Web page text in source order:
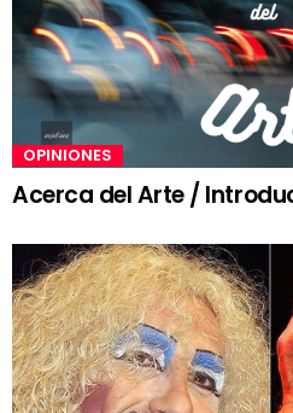
OPINIONES
Acerca del Arte /